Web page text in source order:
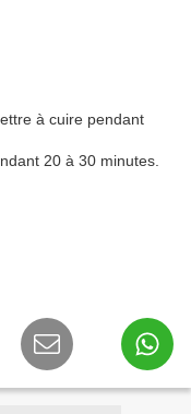
à cuire pendant